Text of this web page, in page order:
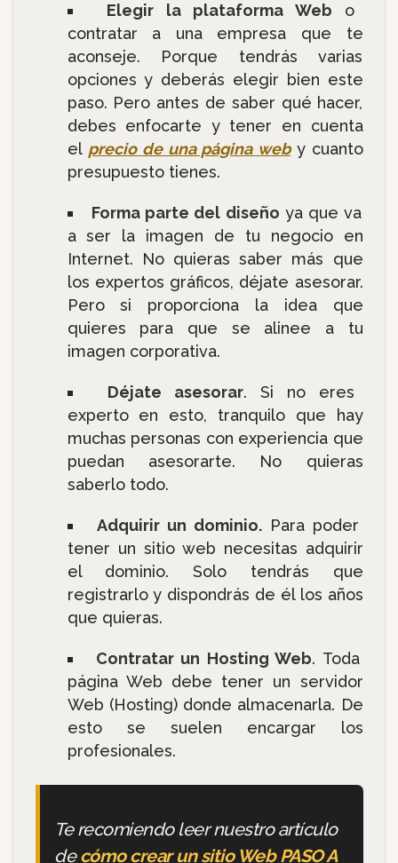
Elegir la plataforma Web o
contratar a una empresa que te
aconseje. Porque tendrás varias
opciones y deberás elegir bien este
paso. Pero antes de saber qué hacer,
debes enfocarte y tener en cuenta
el precio de una página weby cuanto
presupuesto tienes.
Forma parte del diseño ya que va
a ser la imagen de tu negocio en
Internet. No quieras saber más que
los expertos gráficos, déjate asesorar.
Pero si proporciona la idea que
quieres para que se alinee a tu
imagen corporativa.
Déjate asesorar. Si no eres
experto en esto, tranquilo que hay
muchas personas con experiencia que
puedan asesorarte. No quieras
saberlo todo.
Adquirir un dominio. Para poder
tener un sitio web necesitas adquirir
el dominio. Solo tendrás que
registrarlo y dispondrás de él los años
que quieras.
Contratar un Hosting Web. Toda
página Web debe tener un servidor
Web (Hosting) donde almacenarla. De
esto se suelen encargar los
profesionales.
Te recomiendo leer nuestro artículo
decómo crear un sitio Web PASO A